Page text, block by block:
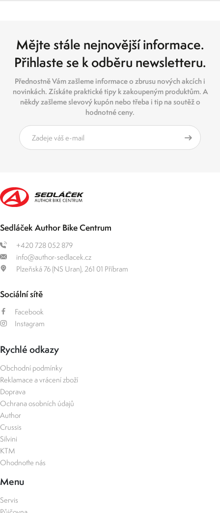
Mějte stále nejnovější informace.
Přihlaste se k odběru newsletteru.
Přednostně Vám zašleme informace o zbrusu nových akcích i
novinkách. Získáte praktické tipy k zakoupeným produktům. A
někdy zašleme slevový kupón nebo třeba i tip na soutěž o
hodnotné ceny.
Sedláček Author Bike Centrum
+420 728 052 879
info@author-sedlacek.cz
Plzeňská 76 (NS Uran), 261 01 Příbram
Sociální sítě
Facebook
Instagram
Rychlé odkazy
Obchodní podmínky
Reklamace a vrácení zboží
Doprava
Ochrana osobních údajů
Author
Crussis
Silvini
KTM
Ohodnoťte nás
Menu
Servis